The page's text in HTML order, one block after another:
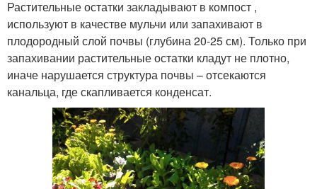
Растительные остатки закладывают в компост ,
используют в качестве мульчи или запахивают в
плодородный слой почвы (глубина 20-25 см). Только при
запахивании растительные остатки кладут не плотно,
иначе нарушается структура почвы – отсекаются
канальца, где скапливается конденсат.